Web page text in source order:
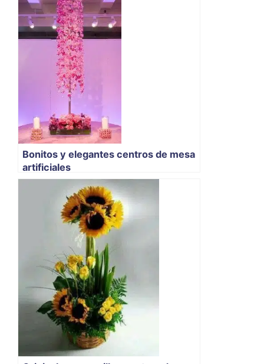
Bonitos y elegantes centros de mesa
artificiales